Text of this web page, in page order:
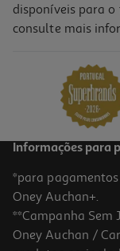
Auriculares Tws Half
14,99 €
disponíveis para
consulte mais
Informações para
*para
Oney Auchan+.
**Campanha Sem
Oney Auchan /